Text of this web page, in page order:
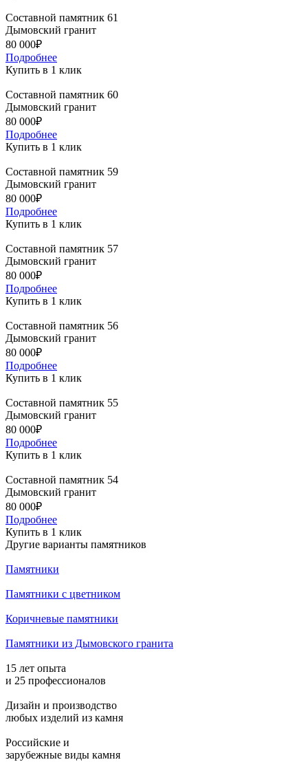
Составной памятник 61
Дымовский гранит
80 000₽
Подробнее
Купить в 1 клик
Составной памятник 60
Дымовский гранит
80 000₽
Подробнее
Купить в 1 клик
Составной памятник 59
Дымовский гранит
80 000₽
Подробнее
Купить в 1 клик
Составной памятник 57
Дымовский гранит
80 000₽
Подробнее
Купить в 1 клик
Составной памятник 56
Дымовский гранит
80 000₽
Подробнее
Купить в 1 клик
Составной памятник 55
Дымовский гранит
80 000₽
Подробнее
Купить в 1 клик
Составной памятник 54
Дымовский гранит
80 000₽
Подробнее
Купить в 1 клик
Другие варианты памятников
Памятники
Памятники с цветником
Коричневые памятники
Памятники из Дымовского гранита
15 лет опыта
и 25 профессионалов
Дизайн и производство
любых изделий из камня
Российские и
зарубежные виды камня